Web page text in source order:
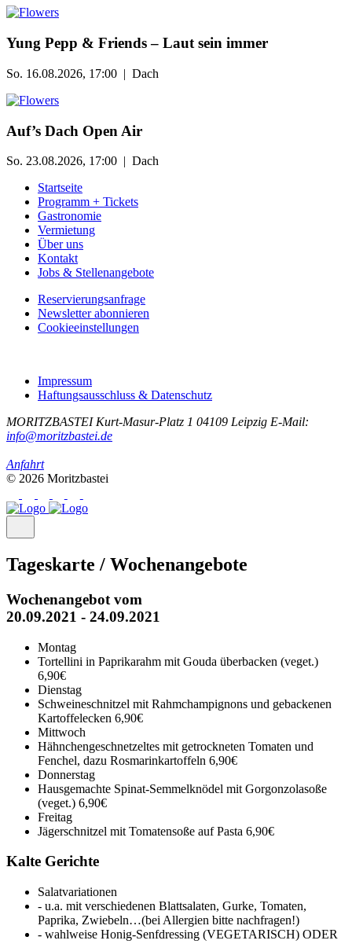
Yung Pepp & Friends – Laut sein immer
So. 16.08.2026, 17:00 | Dach
Auf’s Dach Open Air
So. 23.08.2026, 17:00 | Dach
Startseite
Programm + Tickets
Gastronomie
Vermietung
Über uns
Kontakt
Jobs & Stellenangebote
Reservierungsanfrage
Newsletter abonnieren
Cookieeinstellungen
Impressum
Haftungsausschluss & Datenschutz
MORITZBASTEI Kurt-Masur-Platz 1 04109 Leipzig E-Mail:
info@moritzbastei.de
Anfahrt
© 2026 Moritzbastei
Tageskarte / Wochenangebote
Wochenangebot vom
20.09.2021 - 24.09.2021
Montag
Tortellini in Paprikarahm mit Gouda überbacken (veget.)
6,90€
Dienstag
Schweineschnitzel mit Rahmchampignons und gebackenen
Kartoffelecken 6,90€
Mittwoch
Hähnchengeschnetzeltes mit getrockneten Tomaten und
Fenchel, dazu Rosmarinkartoffeln 6,90€
Donnerstag
Hausgemachte Spinat-Semmelknödel mit Gorgonzolasoße
(veget.) 6,90€
Freitag
Jägerschnitzel mit Tomatensoße auf Pasta 6,90€
Kalte Gerichte
Salatvariationen
- u.a. mit verschiedenen Blattsalaten, Gurke, Tomaten,
Paprika, Zwiebeln…(bei Allergien bitte nachfragen!)
- wahlweise Honig-Senfdressing (VEGETARISCH) ODER